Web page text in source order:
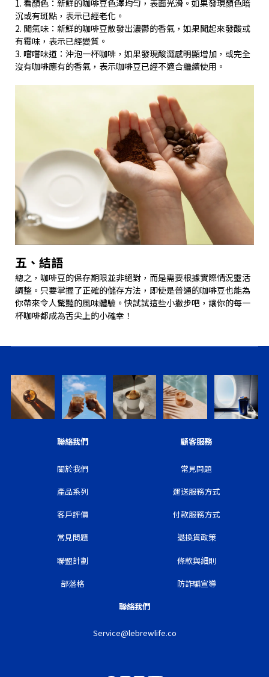
1. 看顏色：新鮮的咖啡豆色澤均勻，表面光滑。如果發現顏色暗
沉或有斑點，表示已經老化。
2. 聞氣味：新鮮的咖啡豆散發出濃鬱的香氣，如果聞起來發酸或
有霉味，表示已經變質。
3. 嚐嚐味道：沖泡一杯咖啡，如果發現酸澀感明顯增加，或完全
沒有咖啡應有的香氣，表示咖啡豆已經不適合繼續使用。
五、結語
總之，咖啡豆的保存期限並非絕對，而是需要根據實際情況靈活
調整。只要掌握了正確的儲存方法，即使是普通的咖啡豆也能​​為
你帶來令人驚豔的風味體驗。快試試這些小撇步吧，讓你的每一
杯咖啡都成為舌尖上的小確幸！
聯絡我們
關於我們
產品系列
客戶評價
常見問題
聯盟計劃
部落格
顧客服務
常見問題
運送服務方式
付款服務方式
退換貨政策
條款與細則
防詐騙宣導
聯絡我們
Service@lebrewlife.co